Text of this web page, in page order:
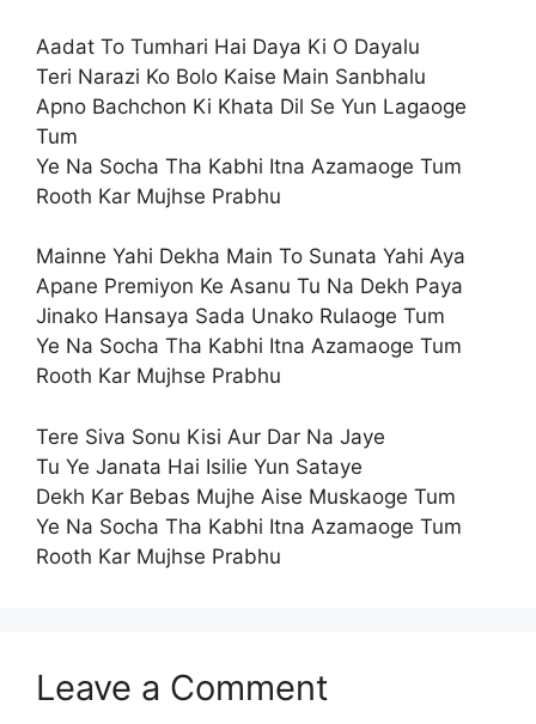
Aadat To Tumhari Hai Daya Ki O Dayalu
Teri Narazi Ko Bolo Kaise Main Sanbhalu
Apno Bachchon Ki Khata Dil Se Yun Lagaoge
Tum
Ye Na Socha Tha Kabhi Itna Azamaoge Tum
Rooth Kar Mujhse Prabhu
Mainne Yahi Dekha Main To Sunata Yahi Aya
Apane Premiyon Ke Asanu Tu Na Dekh Paya
Jinako Hansaya Sada Unako Rulaoge Tum
Ye Na Socha Tha Kabhi Itna Azamaoge Tum
Rooth Kar Mujhse Prabhu
Tere Siva Sonu Kisi Aur Dar Na Jaye
Tu Ye Janata Hai Isilie Yun Sataye
Dekh Kar Bebas Mujhe Aise Muskaoge Tum
Ye Na Socha Tha Kabhi Itna Azamaoge Tum
Rooth Kar Mujhse Prabhu
Leave a Comment